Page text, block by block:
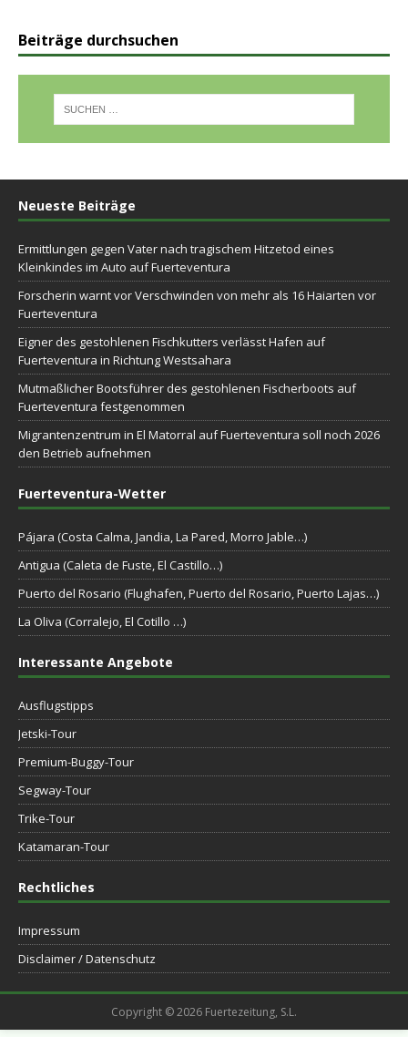
Beiträge durchsuchen
Neueste Beiträge
Ermittlungen gegen Vater nach tragischem Hitzetod eines
Kleinkindes im Auto auf Fuerteventura
Forscherin warnt vor Verschwinden von mehr als 16 Haiarten vor
Fuerteventura
Eigner des gestohlenen Fischkutters verlässt Hafen auf
Fuerteventura in Richtung Westsahara
Mutmaßlicher Bootsführer des gestohlenen Fischerboots auf
Fuerteventura festgenommen
Migrantenzentrum in El Matorral auf Fuerteventura soll noch 2026
den Betrieb aufnehmen
Fuerteventura-Wetter
Pájara (Costa Calma, Jandia, La Pared, Morro Jable…)
Antigua (Caleta de Fuste, El Castillo…)
Puerto del Rosario (Flughafen, Puerto del Rosario, Puerto Lajas…)
La Oliva (Corralejo, El Cotillo …)
Interessante Angebote
Ausflugstipps
Jetski-Tour
Premium-Buggy-Tour
Segway-Tour
Trike-Tour
Katamaran-Tour
Rechtliches
Impressum
Disclaimer / Datenschutz
Copyright © 2026 Fuertezeitung, S.L.